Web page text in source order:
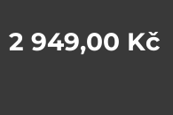
2 949,00 Kč